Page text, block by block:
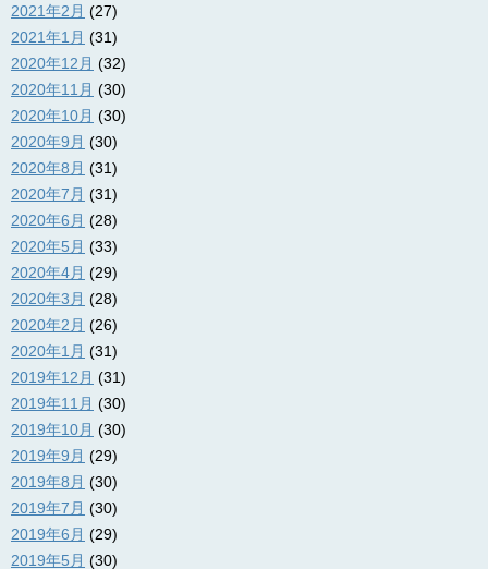
2021年2月 (27)
2021年1月 (31)
2020年12月 (32)
2020年11月 (30)
2020年10月 (30)
2020年9月 (30)
2020年8月 (31)
2020年7月 (31)
2020年6月 (28)
2020年5月 (33)
2020年4月 (29)
2020年3月 (28)
2020年2月 (26)
2020年1月 (31)
2019年12月 (31)
2019年11月 (30)
2019年10月 (30)
2019年9月 (29)
2019年8月 (30)
2019年7月 (30)
2019年6月 (29)
2019年5月 (30)